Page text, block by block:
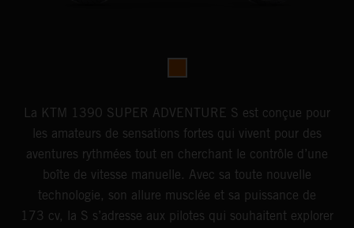
La KTM 1390 SUPER ADVENTURE S est conçue pour
les amateurs de sensations fortes qui vivent pour des
aventures rythmées tout en cherchant le contrôle d’une
boîte de vitesse manuelle. Avec sa toute nouvelle
technologie, son allure musclée et sa puissance de
173 cv, la S s’adresse aux pilotes qui souhaitent explorer